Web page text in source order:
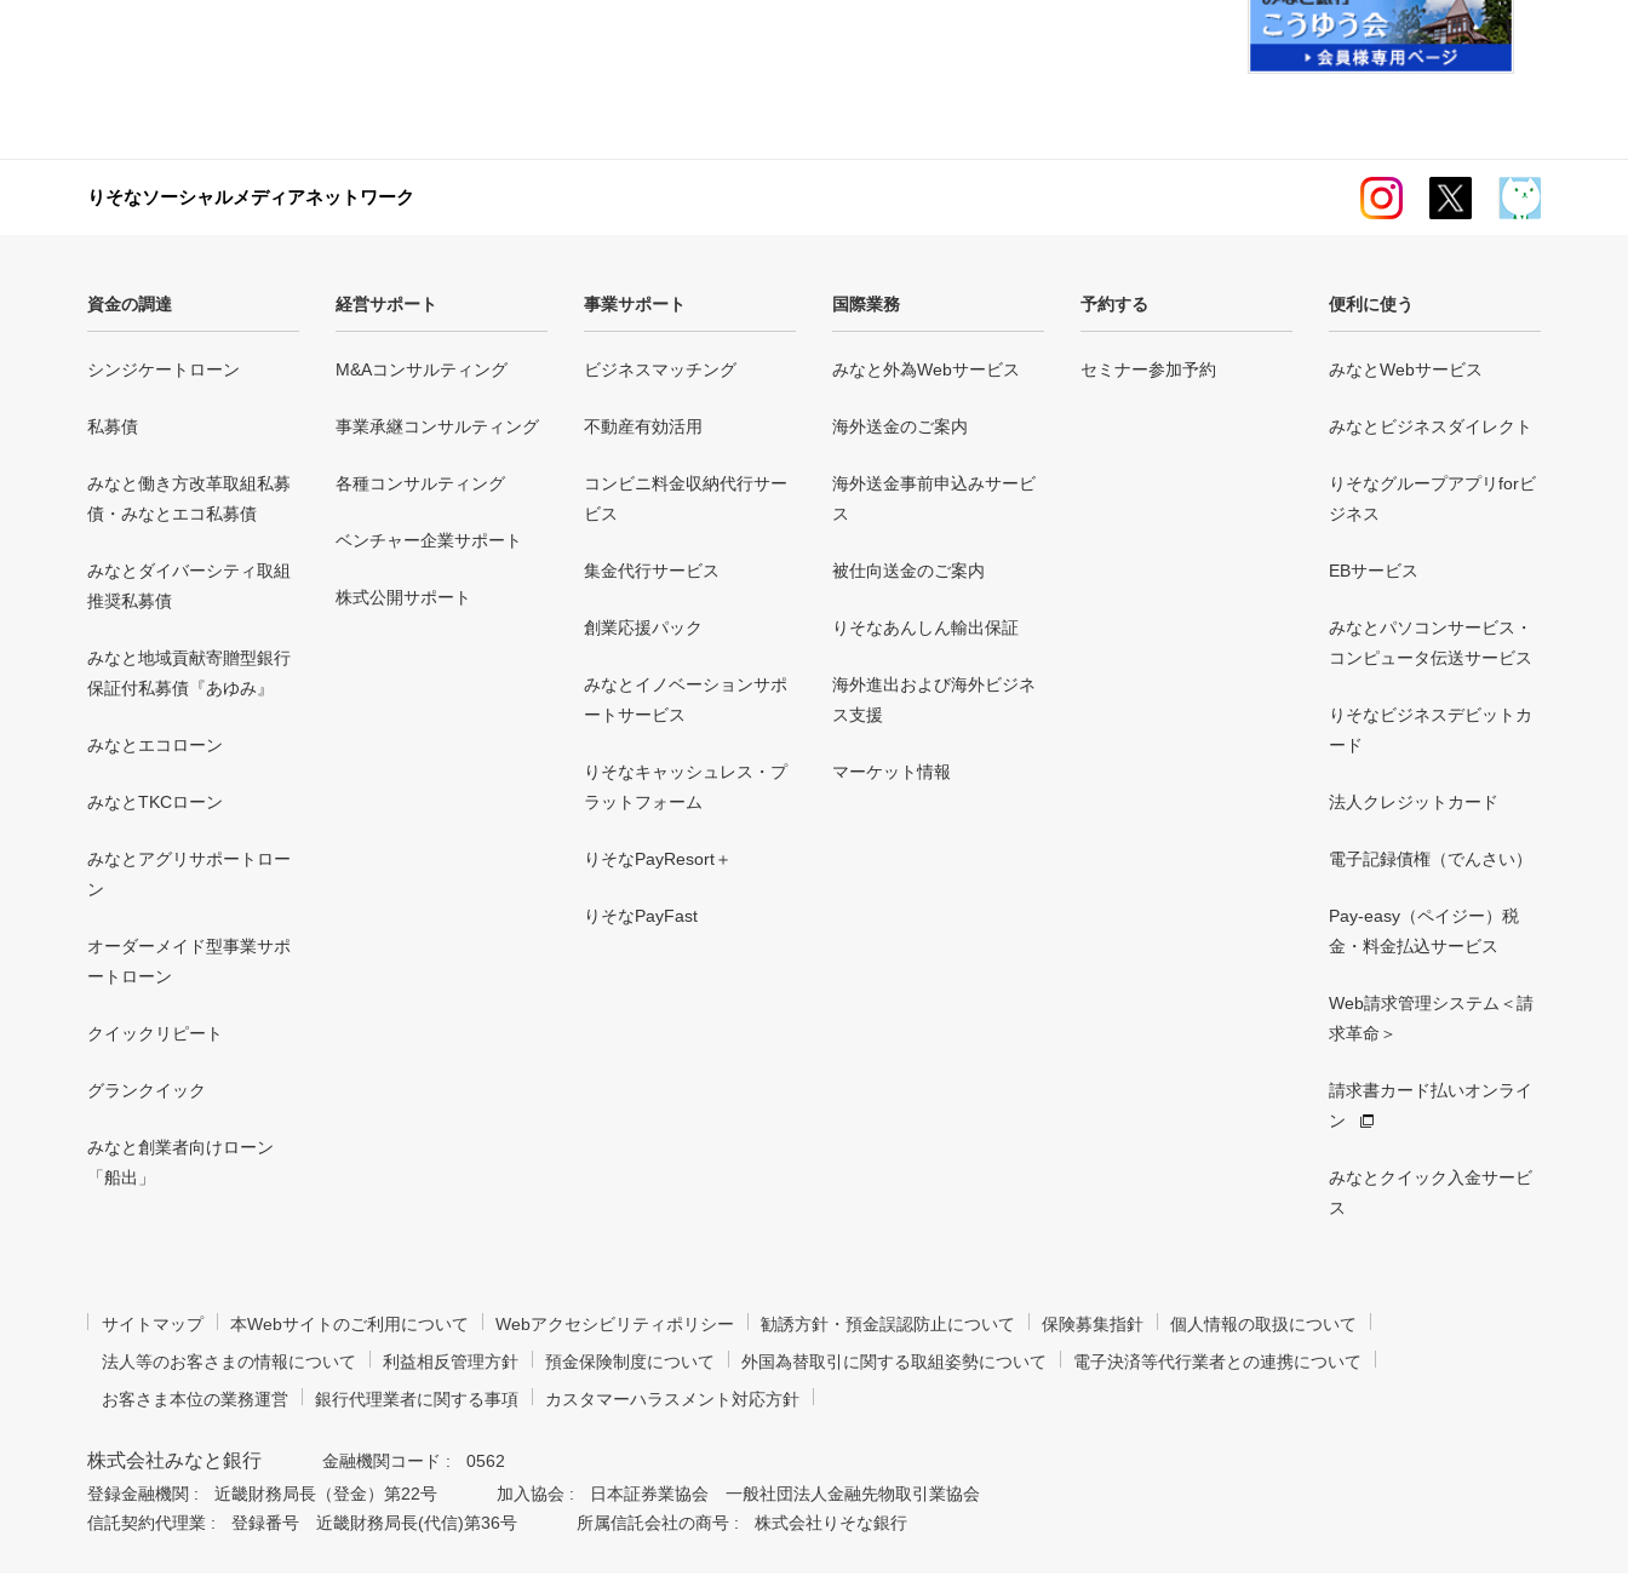
りそなソーシャルメディアネットワーク
資金の調達
シンジケートローン
私募債
みなと働き方改革取組私募
債・みなとエコ私募債
みなとダイバーシティ取組
推奨私募債
みなと地域貢献寄贈型銀行
保証付私募債『あゆみ』
みなとエコローン
みなとTKCローン
みなとアグリサポートロー
ン
オーダーメイド型事業サポ
ートローン
クイックリピート
グランクイック
みなと創業者向けローン
「船出」
経営サポート
M&Aコンサルティング
事業承継コンサルティング
各種コンサルティング
ベンチャー企業サポート
株式公開サポート
事業サポート
ビジネスマッチング
不動産有効活用
コンビニ料金収納代行サー
ビス
集金代行サービス
創業応援パック
みなとイノベーションサポ
ートサービス
りそなキャッシュレス・プ
ラットフォーム
りそなPayResort＋
りそなPayFast
国際業務
みなと外為Webサービス
海外送金のご案内
海外送金事前申込みサービ
ス
被仕向送金のご案内
りそなあんしん輸出保証
海外進出および海外ビジネ
ス支援
マーケット情報
予約する
セミナー参加予約
便利に使う
みなとWebサービス
みなとビジネスダイレクト
りそなグループアプリforビ
ジネス
EBサービス
みなとパソコンサービス・
コンピュータ伝送サービス
りそなビジネスデビットカ
ード
法人クレジットカード
電子記録債権（でんさい）
Pay-easy（ペイジー）税
金・料金払込サービス
Web請求管理システム＜請
求革命＞
請求書カード払いオンライ
ン
みなとクイック入金サービ
ス
サイトマップ 本Webサイトのご利用について Webアクセシビリティポリシー 勧誘方針・預金誤認防止について 保険募集指針
個人情報の取扱について
法人等のお客さまの情報について
利益相反管理方針 預金保険制度について 外国為替取引に関する取組姿勢について
電子決済等代行業者との連携について
お客さま本位の業務運営
銀行代理業者に関する事項 カスタマーハラスメント対応方針
株式会社みなと銀行 金融機関コード :
0562
登録金融機関 :
近畿財務局長（登金）第22号 加入協会 :
日本証券業協会 一般社団法人金融先物取引業協会
信託契約代理業 :
登録番号 近畿財務局長(代信)第36号 所属信託会社の商号 : 株式会社りそな銀行